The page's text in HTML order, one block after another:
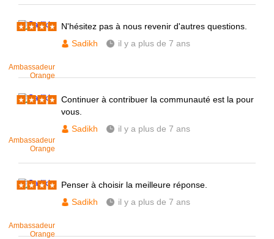
Ambassadeur
Orange
N'hésitez pas à nous revenir d'autres questions.
Sadikh
il y a plus de 7 ans
Ambassadeur
Orange
Continuer à contribuer la communauté est la pour
vous.
Sadikh
il y a plus de 7 ans
Ambassadeur
Orange
Penser à choisir la meilleure réponse.
Sadikh
il y a plus de 7 ans